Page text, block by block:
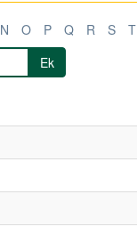
N O P Q R S T
Ek